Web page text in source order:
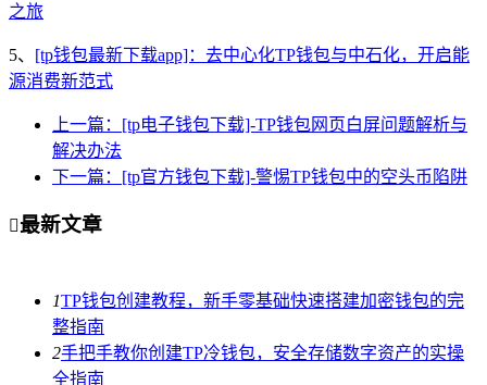
之旅
5、 [tp钱包最新下载app]：去中心化TP钱包与中石化，开启能
源消费新范式
上一篇：[tp电子钱包下载]-TP钱包网页白屏问题解析与
解决办法
下一篇：[tp官方钱包下载]-警惕TP钱包中的空头币陷阱
最新文章
1TP钱包创建教程，新手零基础快速搭建加密钱包的完
整指南
2手把手教你创建TP冷钱包，安全存储数字资产的实操
全指南